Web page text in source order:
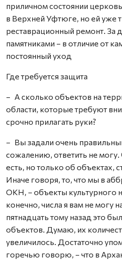
приличном состоянии
в Верхней Уфтюге, но ей уже
реставрационный ремонт. За
памятниками – в отличие от
постоянный уход
Где требуется защита
– А сколько объектов на
области, которые требуют
срочно прилагать руки?
– Вы задали очень
сожалению, ответить не
есть, но только об объектах,
Иначе говоря, то, что мы в
ОКН, – объекты культурного
конечно, числа я вам не могу
пятнадцать тому назад это
объектов. Думаю, их
увеличилось. Достаточно
горечью говорю, – что в